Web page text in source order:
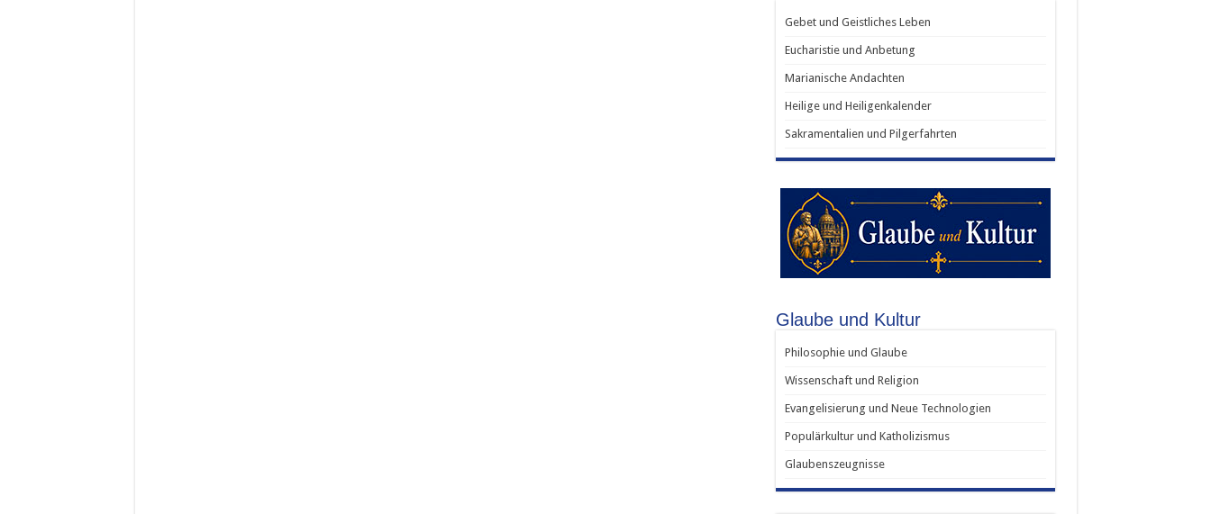
Gebet und Geistliches Leben
Eucharistie und Anbetung
Marianische Andachten
Heilige und Heiligenkalender
Sakramentalien und Pilgerfahrten
Glaube und Kultur
Philosophie und Glaube
Wissenschaft und Religion
Evangelisierung und Neue Technologien
Populärkultur und Katholizismus
Glaubenszeugnisse